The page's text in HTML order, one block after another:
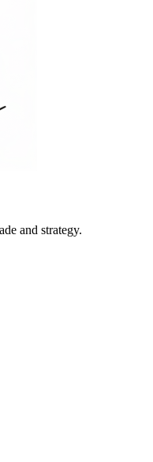
and strategy.